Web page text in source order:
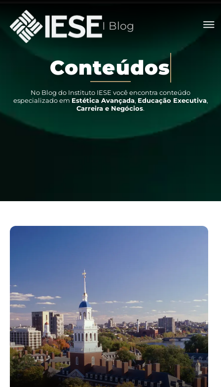
I Blog
Conteúdos
No Blog do Instituto IESE você encontra conteúdo
especializado em Estética Avançada, Educação Executiva,
Carreira e Negócios.